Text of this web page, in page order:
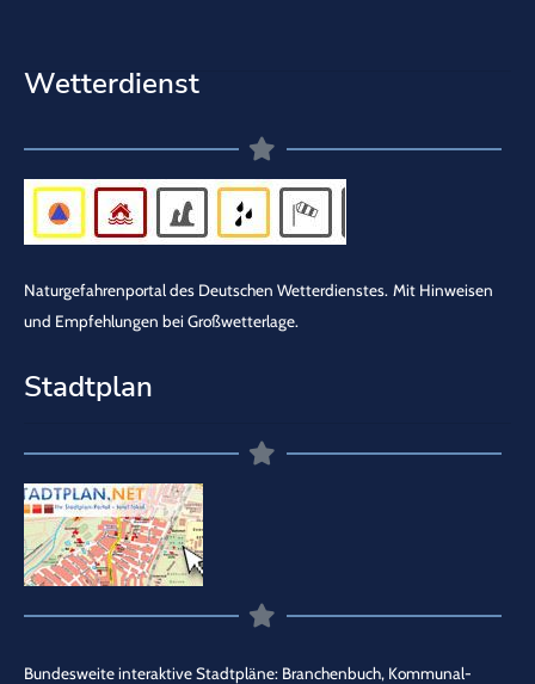
Wetterdienst
Naturgefahrenportal des Deutschen Wetterdienstes. Mit Hinweisen
und Empfehlungen bei Großwetterlage.
Stadtplan
Bundesweite interaktive Stadtpläne: Branchenbuch, Kommunal-